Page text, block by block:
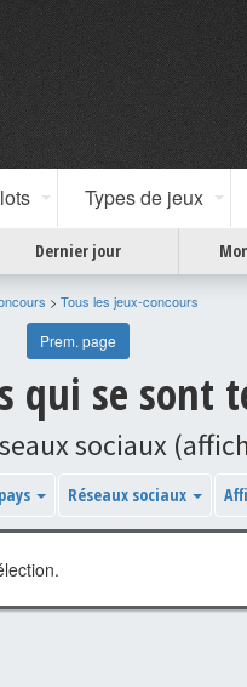
Types de jeux
Dernier jour
> Tous les jeux-concours
Prem. page
qui se
sociaux
Réseaux sociaux